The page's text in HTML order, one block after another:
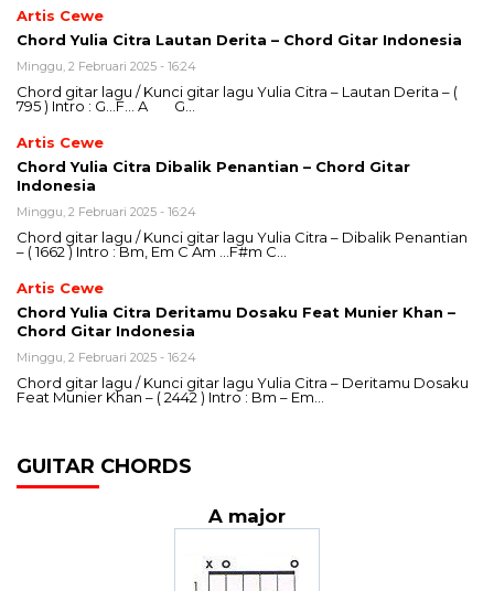
Artis Cewe
Chord Yulia Citra Lautan Derita – Chord Gitar Indonesia
Minggu, 2 Februari 2025 - 16:24
Chord gitar lagu / Kunci gitar lagu Yulia Citra – Lautan Derita – (
795 ) Intro : G…F… A G…
Artis Cewe
Chord Yulia Citra Dibalik Penantian – Chord Gitar
Indonesia
Minggu, 2 Februari 2025 - 16:24
Chord gitar lagu / Kunci gitar lagu Yulia Citra – Dibalik Penantian
– ( 1662 ) Intro : Bm, Em C Am …F#m C…
Artis Cewe
Chord Yulia Citra Deritamu Dosaku Feat Munier Khan –
Chord Gitar Indonesia
Minggu, 2 Februari 2025 - 16:24
Chord gitar lagu / Kunci gitar lagu Yulia Citra – Deritamu Dosaku
Feat Munier Khan – ( 2442 ) Intro : Bm – Em…
GUITAR CHORDS
A major